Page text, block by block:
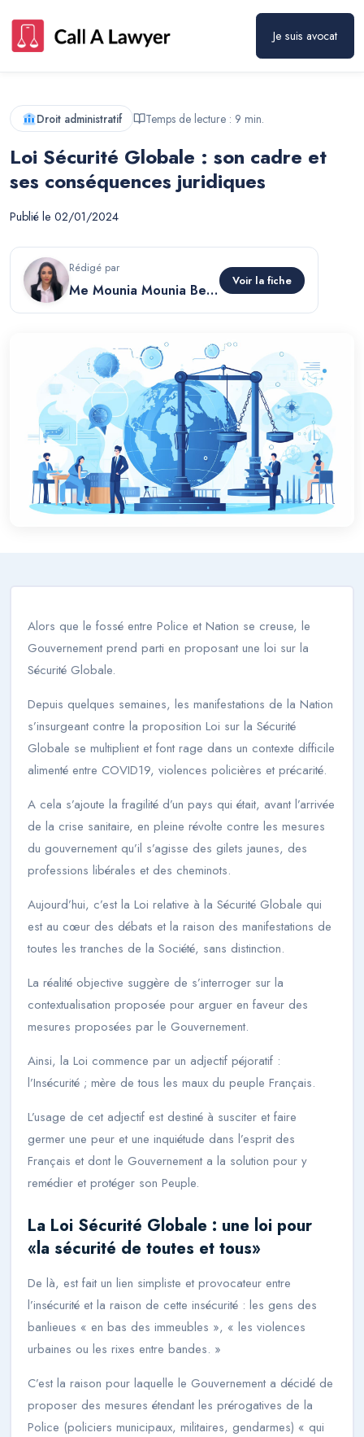
Je suis avocat
Droit administratif Temps de lecture : 9 min.
Loi Sécurité Globale : son cadre et
ses conséquences juridiques
Publié le 02/01/2024
Rédigé par
Me Mounia Mounia Belkacem
Voir la fiche
Alors que le fossé entre Police et Nation se creuse, le
Gouvernement prend parti en proposant une loi sur la
Sécurité Globale.
Depuis quelques semaines, les manifestations de la Nation
s’insurgeant contre la proposition Loi sur la Sécurité
Globale se multiplient et font rage dans un contexte difficile
alimenté entre COVID19, violences policières et précarité.
A cela s’ajoute la fragilité d’un pays qui était, avant l’arrivée
de la crise sanitaire, en pleine révolte contre les mesures
du gouvernement qu’il s’agisse des gilets jaunes, des
professions libérales et des cheminots.
Aujourd’hui, c’est la Loi relative à la Sécurité Globale qui
est au cœur des débats et la raison des manifestations de
toutes les tranches de la Société, sans distinction.
La réalité objective suggère de s’interroger sur la
contextualisation proposée pour arguer en faveur des
mesures proposées par le Gouvernement.
Ainsi, la Loi commence par un adjectif péjoratif :
l’Insécurité ; mère de tous les maux du peuple Français.
L’usage de cet adjectif est destiné à susciter et faire
germer une peur et une inquiétude dans l’esprit des
Français et dont le Gouvernement a la solution pour y
remédier et protéger son Peuple.
La Loi Sécurité Globale : une loi pour
«la sécurité de toutes et tous»
De là, est fait un lien simpliste et provocateur entre
l’insécurité et la raison de cette insécurité : les gens des
banlieues « en bas des immeubles », « les violences
urbaines ou les rixes entre bandes. »
C’est la raison pour laquelle le Gouvernement a décidé de
proposer des mesures étendant les prérogatives de la
Police (policiers municipaux, militaires, gendarmes) « qui